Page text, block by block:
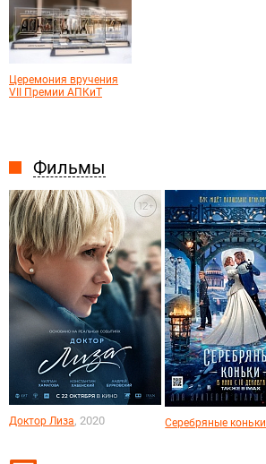
Фильмы
Доктор Лиза, 2020 Серебряные коньки
Церемония вручения
VII Премии АПКиТ